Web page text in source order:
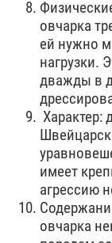
овчарка
ей нужно
нагрузки.
дважды в
имеет
агрессию
овчарка